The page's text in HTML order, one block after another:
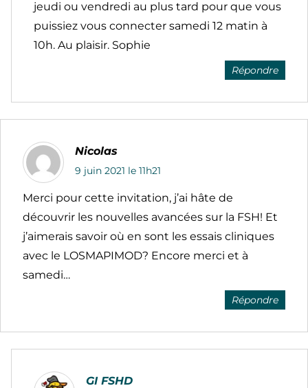
jeudi ou vendredi au plus tard pour que vous
puissiez vous connecter samedi 12 matin à
10h. Au plaisir. Sophie
Répondre
Nicolas
9 juin 2021 le 11h21
Merci pour cette invitation, j’ai hâte de
découvrir les nouvelles avancées sur la FSH! Et
j’aimerais savoir où en sont les essais cliniques
avec le LOSMAPIMOD? Encore merci et à
samedi…
Répondre
GI FSHD